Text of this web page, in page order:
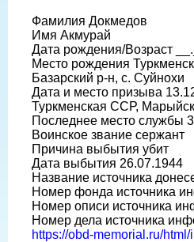
Фамилия Докмедов
Имя Акмурай
Дата рождения/Возраст
Место рождения
Базарский р-н, с. Суйнохи
Дата и место призыва
Туркменская ССР,
Последнее место службы
Воинское звание сержант
Причина выбытия убит
Дата выбытия 26.07.1944
Название источника
Номер фонда источника
Номер описи источника
Номер дела источника
https://obd-memorial.ru/